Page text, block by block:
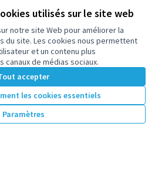
utilisés sur le site web
notre site Web pour améliorer la
du site. Les cookies nous permettent
et un contenu plus
de médias sociaux.
accepter
les cookies essentiels
Paramètres
et activités cuisine
jardinage et de cuisine
d’une alimentation locale
porté par l'association TESFEC